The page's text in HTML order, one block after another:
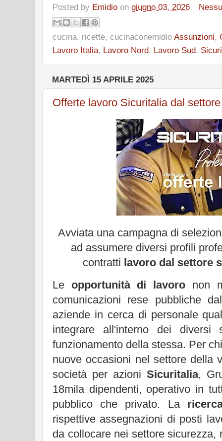
Posted by Emidio on giugno 03, 2026
cucina, ricette, cucinaconemidio Assunzioni,
Lavoro Italia, Lavoro Nord, Lavoro Sud,
MARTEDÌ 15 APRILE 2025
Offerte lavoro Sicuritalia dal
Avviata una campagna di
ad assumere diversi profili
contratti lavoro dal settore
Le opportunità di lavoro non
comunicazioni rese pubbliche
aziende in cerca di personale
integrare all'interno dei diversi
funzionamento della stessa. Per
nuove occasioni nel settore della
società per azioniSicuritalia,
18mila dipendenti, operativo in
pubblico che privato. La
rispettive assegnazioni di posti
da collocare nei settore sicurezza,